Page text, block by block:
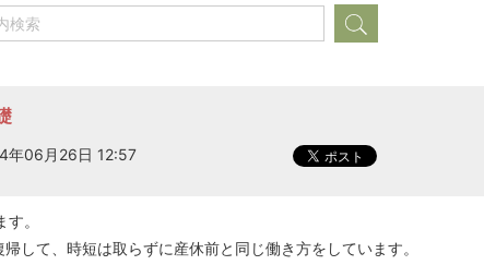
年06月26日 12:57
。
して、時短は取らずに産休前と同じ働き方をしています。